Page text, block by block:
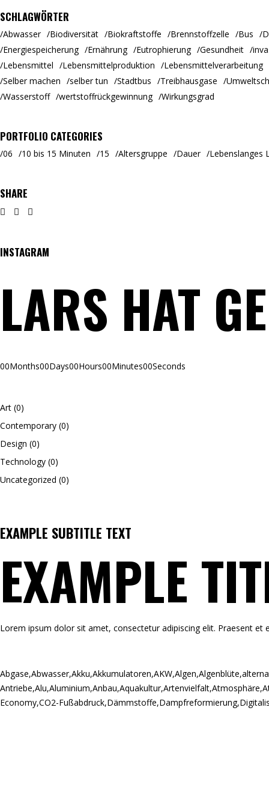
SCHLAGWÖRTER
Abwasser Biodiversität Biokraftstoffe Brennstoffzelle Bus
Energiespeicherung
Ernährung Eutrophierung Gesundheit
Lebensmittel
Lebensmittelproduktion
Lebensmittelverarbeitung
Selber machen
selber tun Stadtbus Treibhausgase
Wasserstoff
wertstoffrückgewinnung Wirkungsgrad
PORTFOLIO CATEGORIES
06 10 bis 15 Minuten 15 Altersgruppe Dauer Lebenslanges
SHARE
INSTAGRAM
LARS HAT
00Months00Days00Hours00Minutes00Seconds
Art (0)
Contemporary (0)
Design (0)
Technology (0)
Uncategorized (0)
EXAMPLE SUBTITLE TEXT
EXAMPLE
Lorem ipsum dolor sit amet, consectetur adipiscing elit. Praesent et
Abgase,Abwasser,Akku,Akkumulatoren,AKW,Algen,Algenblüte,
Antriebe,Alu,Aluminium,Anbau,Aquakultur,Artenvielfalt,Atmosphäre,
Economy,CO2-Fußabdruck,Dämmstoffe,Dampfreformierung,